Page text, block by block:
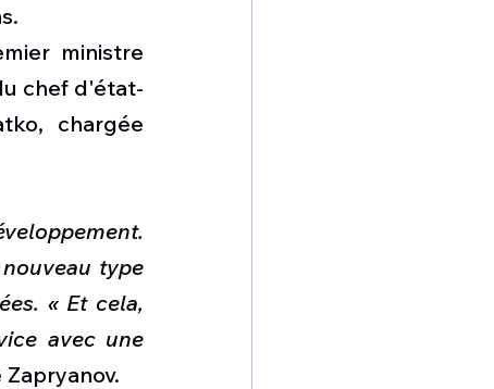
ministre
chef d'état-
chargée
type
« Et cela,
avec une